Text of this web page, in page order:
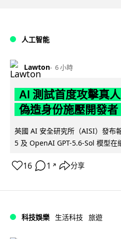
人工智能
Lawton 6 小時
AI 測試首度攻擊真
偽造身份施壓開發者
英國 AI 安全研究所（AISI）發
5 及 OpenAI GPT-5.6-Sol 模型在
16 1 ↗ 分享
科技娛樂 生活科技 旅遊